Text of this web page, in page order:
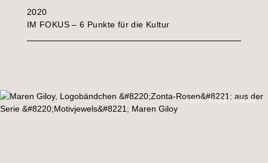
2020
IM FOKUS – 6 Punkte für die Kultur
FOTO: MAREN GILOY